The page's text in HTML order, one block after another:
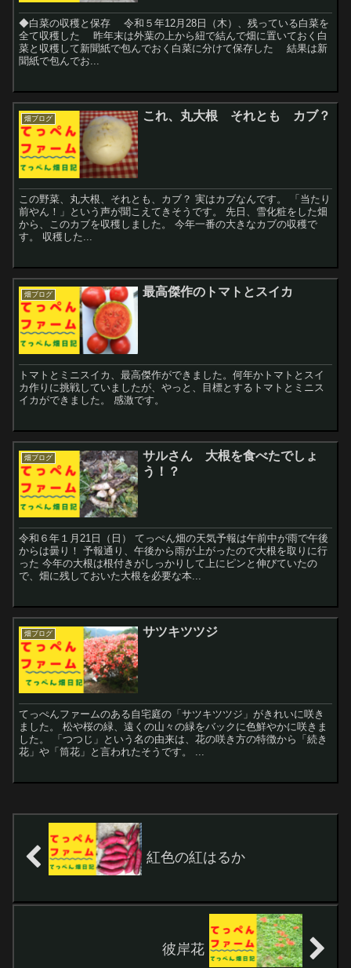
◆白菜の収穫と保存 令和５年12月28日（木）、残っている白菜を
全て収穫した 昨年末は外葉の上から紐で結んで畑に置いておく白
菜と収穫して新聞紙で包んでおく白菜に分けて保存した 結果は新
聞紙で包んでお...
畑ブログ これ、丸大根 それとも カブ？
この野菜、丸大根、それとも、カブ？ 実はカブなんです。 「当たり
前やん！」という声が聞こえてきそうです。 先日、雪化粧をした畑
から、このカブを収穫しました。 今年一番の大きなカブの収穫で
す。 収穫した...
畑ブログ 最高傑作のトマトとスイカ
トマトとミニスイカ、最高傑作ができました。何年かトマトとスイ
カ作りに挑戦していましたが、やっと、目標とするトマトとミニス
イカができました。 感激です。
畑ブログ
サルさん 大根を食べたでしょ
う！？
令和６年１月21日（日） てっぺん畑の天気予報は午前中が雨で午後
からは曇り！ 予報通り、午後から雨が上がったので大根を取りに行
った 今年の大根は根付きがしっかりして上にピンと伸びていたの
で、畑に残しておいた大根を必要な本...
畑ブログ サツキツツジ
てっぺんファームのある自宅庭の「サツキツツジ」がきれいに咲き
ました。 松や桜の緑、遠くの山々の緑をバックに色鮮やかに咲きま
した。 「つつじ」という名の由来は、花の咲き方の特徴から「続き
花」や「筒花」と言われたそうです。 ...
紅色の紅はるか
彼岸花